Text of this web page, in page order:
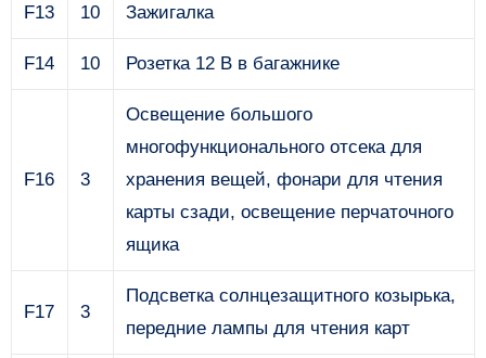
F13 10 Зажигалка
F14 10 Розетка 12 В в багажнике
F16 3
Освещение большого
многофункционального отсека для
хранения вещей, фонари для чтения
карты сзади, освещение перчаточного
ящика
F17 3
Подсветка солнцезащитного козырька,
передние лампы для чтения карт